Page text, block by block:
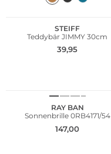
STEIFF
Teddybär JIMMY 30cm
39,95
RAY BAN
Sonnenbrille 0RB4171/54
147,00